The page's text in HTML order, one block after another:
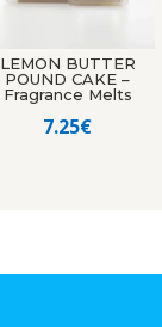
LEMON BUTTER
POUND CAKE –
Fragrance Melts
7.25€